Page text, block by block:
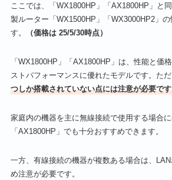
ここでは、「WX1800HP」「AX1800HP」と
製ルーター「WX1500HP」「WX3000HP2」
す。
（価格は 25/5/30時点）
「WX1800HP」「AX1800HP」は、性能と価
ストパフォーマンスに優れたモデルです。ただ
つしか搭載されていない点には注意が必要で
家庭内の機器を主に無線接続で使用する場合に
「AX1800HP」でも十分おすすめできます。
一方、有線接続の機器が複数ある場合は、
め注意が必要です。